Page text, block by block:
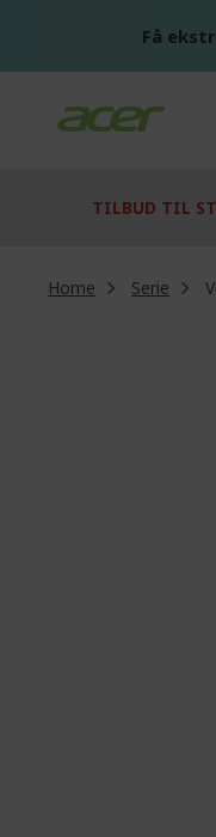
Få
TILBUD TIL
Home Serie